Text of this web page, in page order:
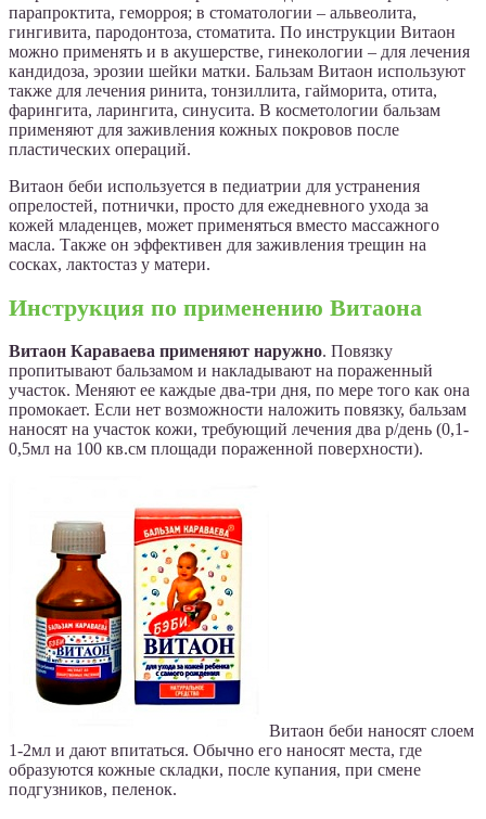
парапроктита, геморроя; в стоматологии – альвеолита,
гингивита, пародонтоза, стоматита. По инструкции Витаон
можно применять и в акушерстве, гинекологии – для лечения
кандидоза, эрозии шейки матки. Бальзам Витаон используют
также для лечения ринита, тонзиллита, гайморита, отита,
фарингита, ларингита, синусита. В косметологии бальзам
применяют для заживления кожных покровов после
пластических операций.
Витаон беби используется в педиатрии для устранения
опрелостей, потнички, просто для ежедневного ухода за
кожей младенцев, может применяться вместо массажного
масла. Также он эффективен для заживления трещин на
сосках, лактостаз у матери.
Инструкция по применению Витаона
Витаон Караваева применяют наружно. Повязку
пропитывают бальзамом и накладывают на пораженный
участок. Меняют ее каждые два-три дня, по мере того как она
промокает. Если нет возможности наложить повязку, бальзам
наносят на участок кожи, требующий лечения два р/день (0,1-
0,5мл на 100 кв.см площади пораженной поверхности).
Витаон беби наносят слоем
1-2мл и дают впитаться. Обычно его наносят места, где
образуются кожные складки, после купания, при смене
подгузников, пеленок.